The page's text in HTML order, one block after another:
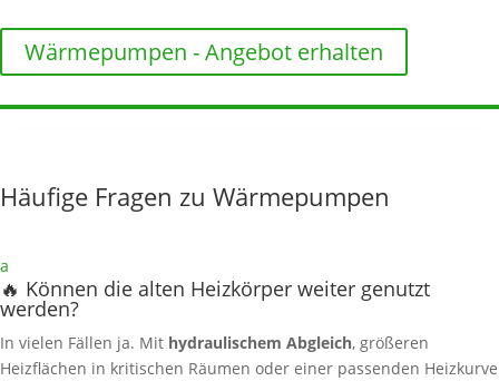
Wärmepumpen - Angebot erhalten
Häufige Fragen zu Wärmepumpen
a
🔥 Können die alten Heizkörper weiter genutzt
werden?
In vielen Fällen ja. Mit hydraulischem Abgleich, größeren
Heizflächen in kritischen Räumen oder einer passenden Heizkurve